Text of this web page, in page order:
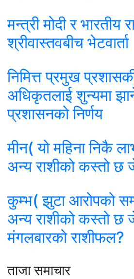
मन्त्री मोदी र भारतीय
श्रीवास्तवबीच भेटवार्ता
निमित्त प्रमुख
अधिकृतलाई शुन्यमा
प्रशासनको निर्णय
मीन( यो महिना निकै
अन्य राशीको कस्तो छ
कुम्भ( झुटा आरोपको
अन्य राशीको कस्तो छ
मंगलबारको राशीफल?
ताजा समाचार